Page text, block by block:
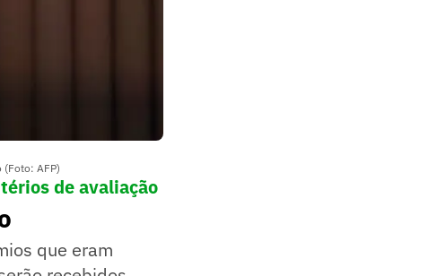
(Foto: AFP)
de avaliação
que eram